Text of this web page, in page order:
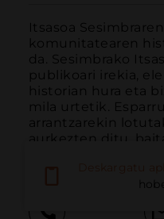
Itsasoa
komunitatearen
da. Sesimbrako
publikoari irekia,
historian hura eta
mila urtetik.
arrantzarekin
aurkezten ditu,